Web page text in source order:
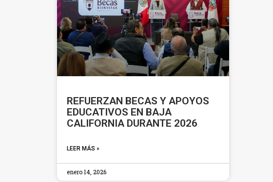
REFUERZAN BECAS Y APOYOS
EDUCATIVOS EN BAJA
CALIFORNIA DURANTE 2026
LEER MÁS »
enero 14, 2026